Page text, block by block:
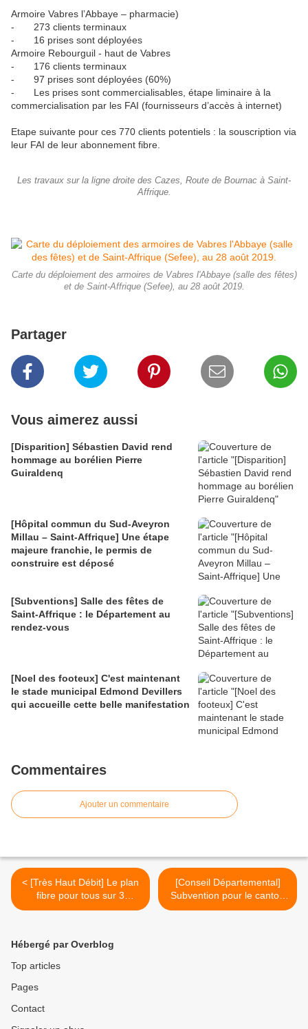
Armoire Vabres l’Abbaye – pharmacie)
- 273 clients terminaux
- 16 prises sont déployées
Armoire Rebourguil - haut de Vabres
- 176 clients terminaux
- 97 prises sont déployées (60%)
- Les prises sont commercialisables, étape liminaire à la
commercialisation par les FAI (fournisseurs d’accès à internet)
Etape suivante pour ces 770 clients potentiels : la souscription via
leur FAI de leur abonnement fibre.
Les travaux sur la ligne droite des Cazes, Route de Bournac à Saint-
Affrique.
Carte du déploiement des armoires de Vabres l'Abbaye (salle des fêtes)
et de Saint-Affrique (Sefee), au 28 août 2019.
Partager
Vous aimerez aussi
[Disparition] Sébastien David rend
hommage au borélien Pierre
Guiraldenq
[Hôpital commun du Sud-Aveyron
Millau – Saint-Affrique] Une étape
majeure franchie, le permis de
construire est déposé
[Subventions] Salle des fêtes de
Saint-Affrique : le Département au
rendez-vous
[Noel des footeux] C'est maintenant
le stade municipal Edmond Devillers
qui accueille cette belle manifestation
Commentaires
Ajouter un commentaire
< [Très Haut Débit] Le plan
fibre pour tous sur 3
départements mis à
[Conseil Départemental]
Subvention pour le canton
de Saint-Affrique, lors de la
Hébergé par Overblog
Top articles
Pages
Contact